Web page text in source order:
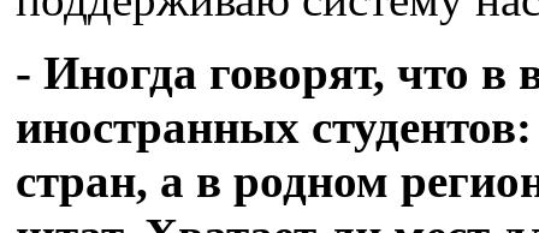
- Иногда говорят, что в
иностранных
стран, а в родном